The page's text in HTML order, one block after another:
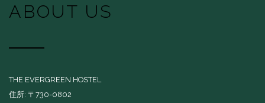
ABOUT US
THE EVERGREEN HOSTEL
住所: 〒730-0802